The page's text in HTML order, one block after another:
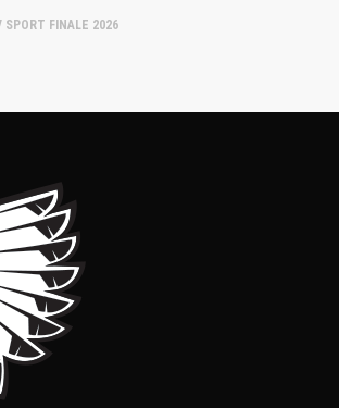
SPORT FINALE 2026